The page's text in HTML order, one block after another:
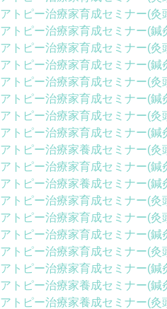
アトピー治療家育成セミナー(灸
アトピー治療家育成セミナー(鍼
アトピー治療家育成セミナー(灸
アトピー治療家育成セミナー(鍼
アトピー治療家育成セミナー(灸
アトピー治療家育成セミナー(鍼
アトピー治療家育成セミナー(灸
アトピー治療家育成セミナー(鍼
アトピー治療家養成セミナー(灸
アトピー治療家育成セミナー(鍼
アトピー治療家養成セミナー(鍼
アトピー治療家育成セミナー(灸
アトピー治療家育成セミナー(灸
アトピー治療家育成セミナー(鍼
アトピー治療家育成セミナー(灸
アトピー治療家育成セミナー(鍼
アトピー治療家養成セミナー(鍼
アトピー治療家養成セミナー(灸